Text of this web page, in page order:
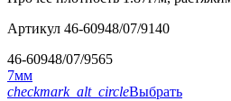
Артикул 46-60948/07/9140
46-60948/07/9565
7мм
checkmark_alt_circleВыбрать